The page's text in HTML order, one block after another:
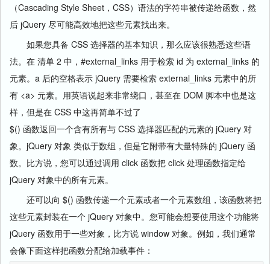
（Cascading Style Sheet，CSS）语法的字符串被传递给函数，然
后 jQuery 尽可能高效地把这些元素找出来。
如果您具备 CSS 选择器的基本知识，那么应该很熟悉这些语
法。在 清单 2 中，#external_links 用于检索 id 为 external_links 的
元素。a 后的空格表示 jQuery 需要检索 external_links 元素中的所
有 <a> 元素。用英语说起来非常绕口，甚至在 DOM 脚本中也是这
样，但是在 CSS 中这再简单不过了
$() 函数返回一个含有所有与 CSS 选择器匹配的元素的 jQuery 对
象。jQuery 对象 类似于数组，但是它附带有大量特殊的 jQuery 函
数。比方说，您可以通过调用 click 函数把 click 处理函数指定给
jQuery 对象中的所有元素。
还可以向 $() 函数传递一个元素或者一个元素数组，该函数将把
这些元素封装在一个 jQuery 对象中。您可能会想要使用这个功能将
jQuery 函数用于一些对象，比方说 window 对象。例如，我们通常
会像下面这样把函数分配给加载事件：